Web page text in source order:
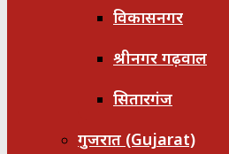
विकासनगर
श्रीनगर गढ़वाल
सितारगंज
गुजरात (Gujarat)